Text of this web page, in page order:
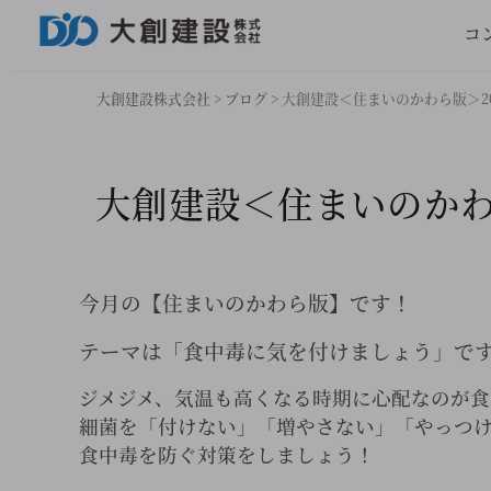
コ
大創建設株式会社 > ブログ > 大創建設＜住まいのかわら版＞
大創建設＜住まいのか
今月の【住まいのかわら版】です！
テーマは「食中毒に気を付けましょう」で
ジメジメ、気温も高くなる時期に心配なのが
細菌を「付けない」「増やさない」「やっつ
食中毒を防ぐ対策をしましょう！